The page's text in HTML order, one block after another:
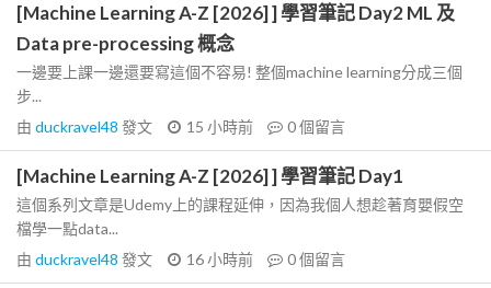
[Machine Learning A-Z [2026] ] 學習筆記 Day2 ML 及
Data pre-processing 概念
一邊要上課一邊還要寫這個不容易! 整個machine learning分成三個
步...
由 duckravel48 發文 15 小時前 0個留言
[Machine Learning A-Z [2026] ] 學習筆記 Day1
這個系列文章是Udemy上的課程延伸，因為我個人想趁著育嬰假空
檔學一點data...
由 duckravel48 發文 16 小時前 0個留言